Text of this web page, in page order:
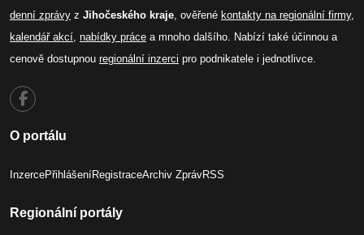
denní zprávy z Jihočeského kraje, ověřené kontakty na regionální firmy,
kalendář akcí, nabídky práce a mnoho dalšího. Nabízí také účinnou a
cenově dostupnou regionální inzerci pro podnikatele i jednotlivce.
O portálu
InzercePřihlášeníRegistraceArchiv ZprávRSS
Regionální portály